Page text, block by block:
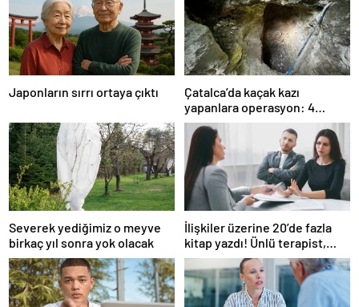
Japonların sırrı ortaya çıktı
Çatalca’da kaçak kazı
yapanlara operasyon: 4
gözaltı
Severek yediğimiz o meyve
birkaç yıl sonra yok olacak
İlişkiler üzerine 20’de fazla
kitap yazdı! Ünlü terapist,
boşanmaların gerçek
suçlularını açıklıyor